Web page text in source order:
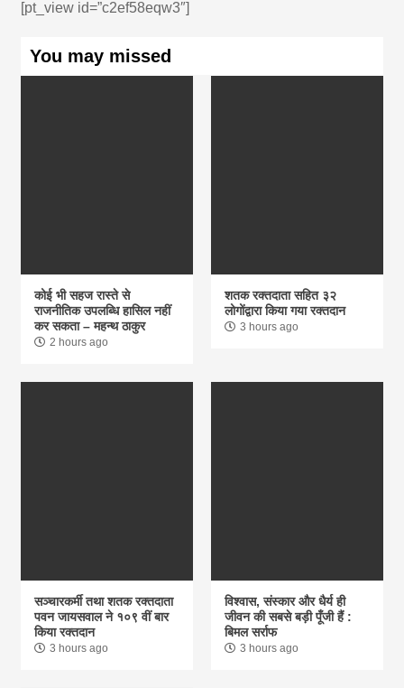
[pt_view id=”c2ef58eqw3″]
You may missed
कोई भी सहज रास्ते से
राजनीतिक उपलब्धि हासिल नहीं
कर सकता – महन्थ ठाकुर
2 hours ago
शतक रक्तदाता सहित ३२
लोगोंद्वारा किया गया रक्तदान
3 hours ago
सञ्चारकर्मी तथा शतक रक्तदाता
पवन जायसवाल ने १०९ वीं बार
किया रक्तदान
3 hours ago
विश्वास, संस्कार और धैर्य ही
जीवन की सबसे बड़ी पूँजी हैं :
बिमल सर्राफ
3 hours ago